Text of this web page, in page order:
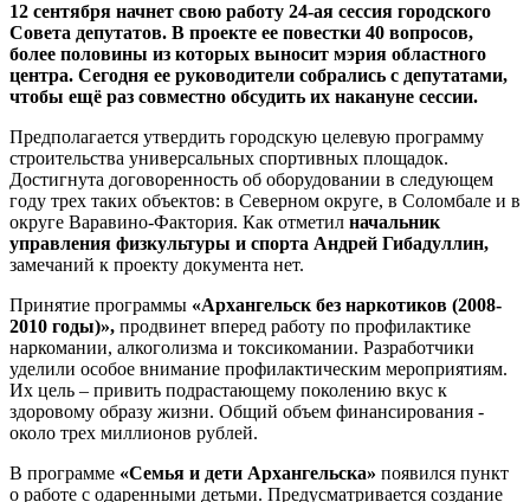
12 сентября начнет свою работу 24-ая сессия городского
Совета депутатов. В проекте ее повестки 40 вопросов,
более половины из которых выносит мэрия областного
центра. Сегодня ее руководители собрались с депутатами,
чтобы ещё раз совместно обсудить их накануне сессии.
Предполагается утвердить городскую целевую программу
строительства универсальных спортивных площадок.
Достигнута договоренность об оборудовании в следующем
году трех таких объектов: в Северном округе, в Соломбале и в
округе Варавино-Фактория. Как отметил начальник
управления физкультуры и спорта Андрей Гибадуллин,
замечаний к проекту документа нет.
Принятие программы «Архангельск без наркотиков (2008-
2010 годы)», продвинет вперед работу по профилактике
наркомании, алкоголизма и токсикомании. Разработчики
уделили особое внимание профилактическим мероприятиям.
Их цель – привить подрастающему поколению вкус к
здоровому образу жизни. Общий объем финансирования -
около трех миллионов рублей.
В программе «Семья и дети Архангельска» появился пункт
о работе с одаренными детьми. Предусматривается создание